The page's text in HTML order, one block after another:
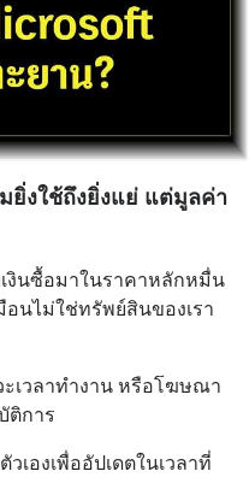
ยิ่งใช้ถึงยิ่งแย่ แต่มูลค่า
งินซื้อมาในราคาหลักหมื่น
นไม่ใช่ทรัพย์สินของเรา
ะเวลาทำงาน หรือโฆษณา
ติการ
เองเพื่ออัปเดตในเวลาที่